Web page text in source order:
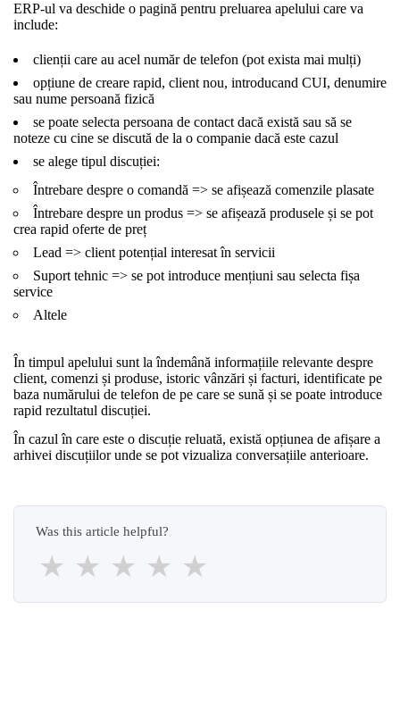
ERP-ul va deschide o pagină pentru preluarea apelului care va
include:
clienții care au acel număr de telefon (pot exista mai mulți)
opțiune de creare rapid, client nou, introducand CUI, denumire
sau nume persoană fizică
se poate selecta persoana de contact dacă există sau să se
noteze cu cine se discută de la o companie dacă este cazul
se alege tipul discuției:
Întrebare despre o comandă => se afișează comenzile plasate
Întrebare despre un produs => se afișează produsele și se pot
crea rapid oferte de preț
Lead => client potențial interesat în servicii
Suport tehnic => se pot introduce mențiuni sau selecta fișa
service
Altele
În timpul apelului sunt la îndemână informațiile relevante despre
client, comenzi și produse, istoric vânzări și facturi, identificate pe
baza numărului de telefon de pe care se sună și se poate introduce
rapid rezultatul discuției.
În cazul în care este o discuție reluată, există opțiunea de afișare a
arhivei discuțiilor unde se pot vizualiza conversațiile anterioare.
Was this article helpful?
★ ★ ★ ★ ★